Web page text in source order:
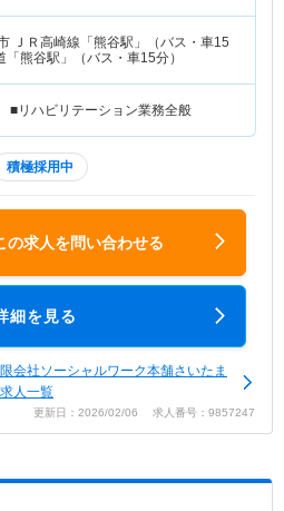
ＪＲ高崎線「熊谷駅」（バス・車15
「熊谷駅」（バス・車15分）
■リハビリテーション業務全般
積極採用中
の求人を問い合わせる
細を見る
会社ソーシャルワーク本舗さいたま
人一覧
更新日：2026/02/06 求人番号：9857247